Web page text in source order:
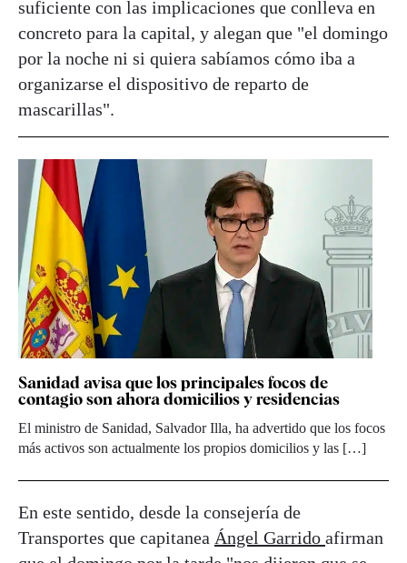
suficiente con las implicaciones que conlleva en
concreto para la capital, y alegan que "el domingo
por la noche ni si quiera sabíamos cómo iba a
organizarse el dispositivo de reparto de
mascarillas".
Sanidad avisa que los principales focos de
contagio son ahora domicilios y residencias
El ministro de Sanidad, Salvador Illa, ha advertido que los focos
más activos son actualmente los propios domicilios y las […]
En este sentido, desde la consejería de
Transportes que capitanea Ángel Garrido afirman